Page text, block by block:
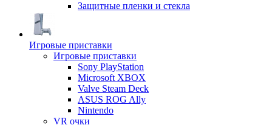
Защитные пленки и стекла
Игровые приставки
Игровые приставки
Sony PlayStation
Microsoft XBOX
Valve Steam Deck
ASUS ROG Ally
Nintendo
VR очки